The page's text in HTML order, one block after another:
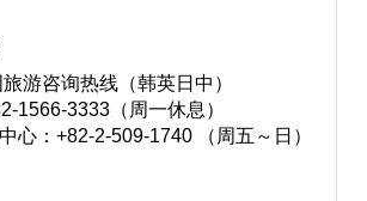
游咨询热线（韩英日中）
1566-3333（周一休息）
心：+82-2-509-1740 （周五～日）